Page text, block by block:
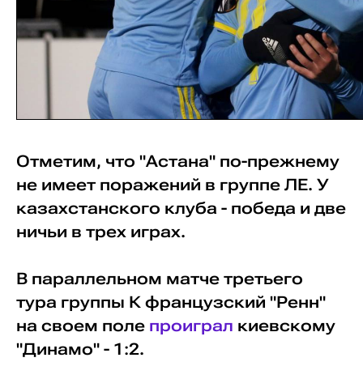
Отметим, что "Астана" по-прежнему
не имеет поражений в группе ЛЕ. У
казахстанского клуба - победа и две
ничьи в трех играх.
В параллельном матче третьего
тура группы К французский "Ренн"
на своем поле проиграл киевскому
"Динамо" - 1:2.